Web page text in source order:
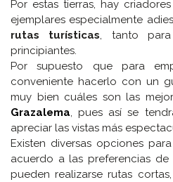
Por estas tierras, hay
ejemplares especialmente
rutas turísticas, tanto para
principiantes.
Por supuesto que para
conveniente hacerlo con un
muy bien cuáles son las
Grazalema, pues así se
apreciar las vistas más
Existen diversas opciones
acuerdo a las preferencias de
pueden realizarse rutas